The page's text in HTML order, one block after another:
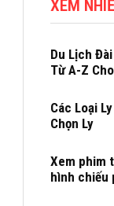
XEM
Du Lịch
Từ A-Z
Các Loại
Chọn Ly
Xem phim
hình chiếu